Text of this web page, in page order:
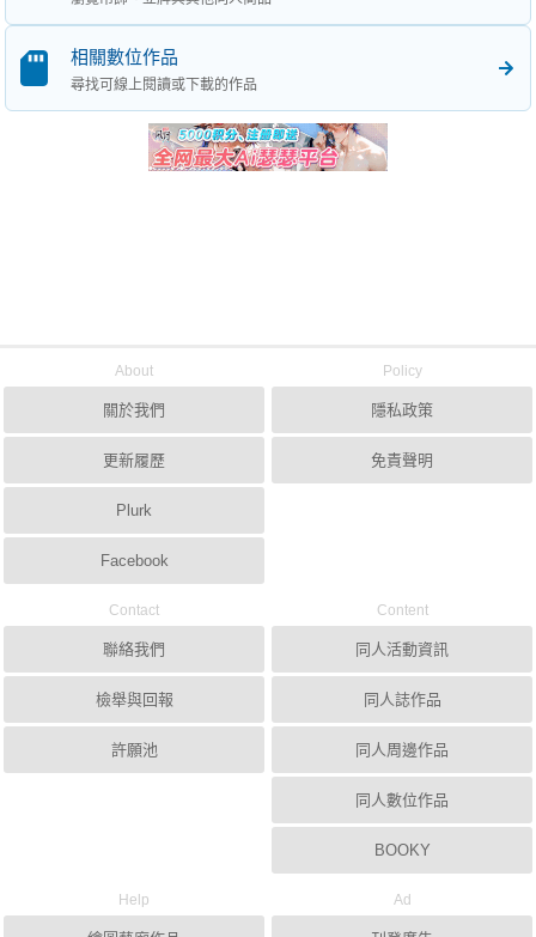
相關數位作品
尋找可線上閱讀或下載的作品
About
關於我們
更新履歷
Plurk
Facebook
Policy
隱私政策
免責聲明
Contact
聯絡我們
檢舉與回報
許願池
Content
同人活動資訊
同人誌作品
同人周邊作品
同人數位作品
BOOKY
Help Ad